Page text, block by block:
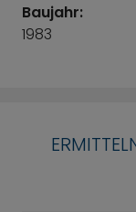
Baujahr:
1983